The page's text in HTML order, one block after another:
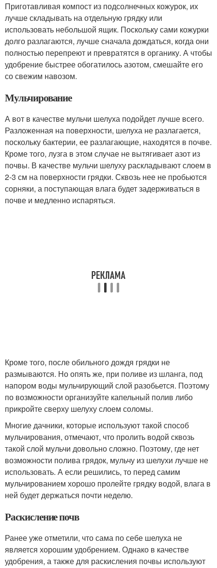
Приготавливая компост из подсолнечных кожурок, их
лучше складывать на отдельную грядку или
использовать небольшой ящик. Поскольку сами кожурки
долго разлагаются, лучше сначала дождаться, когда они
полностью перепреют и превратятся в органику. А чтобы
удобрение быстрее обогатилось азотом, смешайте его
со свежим навозом.
Мульчирование
А вот в качестве мульчи шелуха подойдет лучше всего.
Разложенная на поверхности, шелуха не разлагается,
поскольку бактерии, ее разлагающие, находятся в почве.
Кроме того, лузга в этом случае не вытягивает азот из
почвы. В качестве мульчи шелуху раскладывают слоем в
2-3 см на поверхности грядки. Сквозь нее не пробьются
сорняки, а поступающая влага будет задерживаться в
почве и медленно испаряться.
Кроме того, после обильного дождя грядки не
размываются. Но опять же, при поливе из шланга, под
напором воды мульчирующий слой разобьется. Поэтому
по возможности организуйте капельный полив либо
прикройте сверху шелуху слоем соломы.
Многие дачники, которые используют такой способ
мульчирования, отмечают, что пролить водой сквозь
такой слой мульчи довольно сложно. Поэтому, где нет
возможности полива грядок, мульчу из шелухи лучше не
использовать. А если решились, то перед самим
мульчированием хорошо пролейте грядку водой, влага в
ней будет держаться почти неделю.
Раскисление почв
Ранее уже отметили, что сама по себе шелуха не
является хорошим удобрением. Однако в качестве
удобрения, а также для раскисления почвы используют